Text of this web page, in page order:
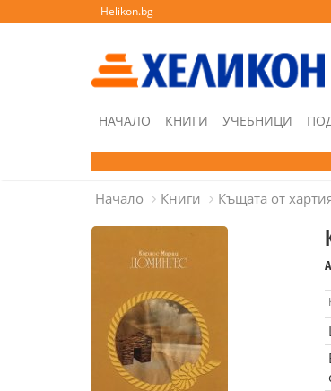
Helikon.bg
НАЧАЛО КНИГИ УЧЕБНИЦИ
Начало Книги Къщата от